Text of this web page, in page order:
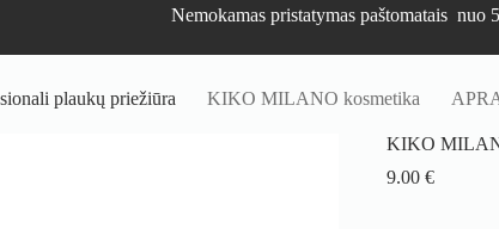
Nemokamas pristatymas paštomatais nuo
plaukų priežiūra KIKO MILANO kosmetika
KIKO
9.00€